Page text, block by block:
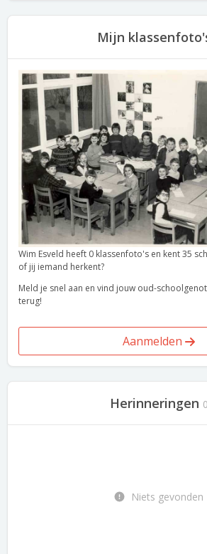
Mijn
Wim Esveld heeft 0 klassenfoto's en kent 35
of jij iemand herkent?
Meld je snel aan en vind jouw oud-
terug!
Aanmelden
Herinneringen 0
Niets gevonden